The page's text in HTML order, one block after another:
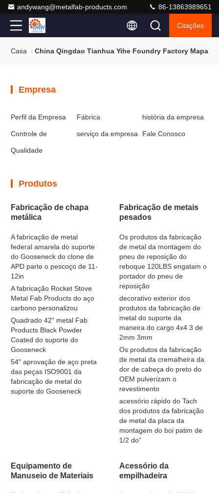
andywang@metalfab-products.com 86-13863989651
Citações
Casa China Qingdao Tianhua Yihe Foundry Factory Mapa
Empresa
Perfil da Empresa Fábrica história da empresa
Controle de
Qualidade
serviço da empresa Fale Conosco
Produtos
Fabricação de chapa
metálica
A fabricação de metal
federal amarela do suporte
do Gooseneck do clone de
APD parte o pescoço de 11-
12in
A fabricação Rocket Stove
Metal Fab Products do aço
carbono personalizou
Quadrado 42" metal Fab
Products Black Powder
Coated do suporte do
Gooseneck
54" aprovação de aço preta
das peças ISO9001 da
fabricação de metal do
suporte do Gooseneck
Fabricação de metais
pesados
Os produtos da fabricação
de metal da montagem do
pneu de reposição do
reboque 120LBS engatam o
portador do pneu de
reposição
decorativo exterior dos
produtos da fabricação de
metal do suporte da
maneira do cargo 4x4 3 de
2mm 3mm
Os produtos da fabricação
de metal da cremalheira da
dor de cabeça do preto do
OEM pulverizam o
revestimento
acessório rápido do Tach
dos produtos da fabricação
de metal da placa da
montagem do boi patim de
1/2 do”
Equipamento de
Manuseio de Materiais
Acessório da
empilhadeira